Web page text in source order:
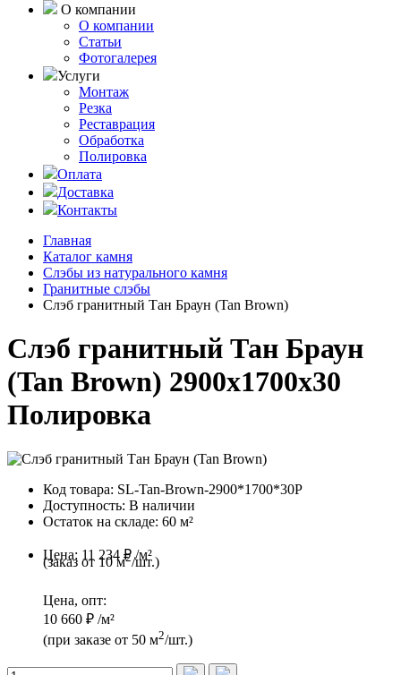
О компании
О компании
Статьи
Фотогалерея
Услуги
Монтаж
Резка
Реставрация
Обработка
Полировка
Оплата
Доставка
Контакты
Главная
Каталог камня
Слэбы из натурального камня
Гранитные слэбы
Слэб гранитный Тан Браун (Tan Brown)
Слэб гранитный Тан Браун
(Tan Brown) 2900x1700x30
Полировка
Код товара: SL-Tan-Brown-2900*1700*30P
Доступность: В наличии
Остаток на складе: 60 м²
Цена: 11 234 ₽ /м²
(заказ от 10 м2/шт.)
Цена, опт:
10 660 ₽ /м²
(при заказе от 50 м2/шт.)